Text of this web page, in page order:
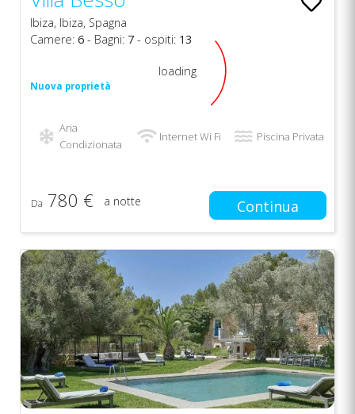
Ibiza, Ibiza, Spagna
Camere: 6 - Bagni: 7 - ospiti: 13
Nuova proprietà
loading
Aria
Condizionata
Internet Wi Fi Piscina Privata
Da 780 € a notte Continua